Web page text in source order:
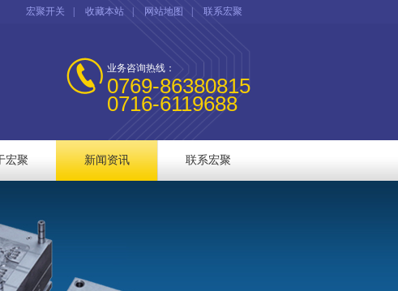
宏聚开关 收藏本站 网站地图 联系宏聚
业务咨询热线：
0769-86380815
0716-6119688
宏聚 新闻资讯 联系宏聚